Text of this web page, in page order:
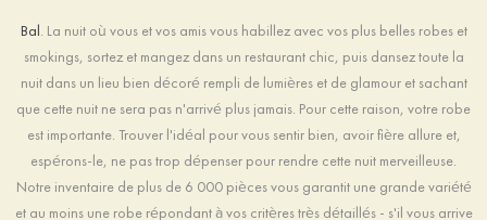
Bal. La nuit où vous et vos amis vous habillez avec vos plus belles robes et
smokings, sortez et mangez dans un restaurant chic, puis dansez toute la
nuit dans un lieu bien décoré rempli de lumières et de glamour et sachant
que cette nuit ne sera pas n'arrivé plus jamais. Pour cette raison, votre robe
est importante. Trouver l'idéal pour vous sentir bien, avoir fière allure et,
espérons-le, ne pas trop dépenser pour rendre cette nuit merveilleuse.
Notre inventaire de plus de 6 000 pièces vous garantit une grande variété
et au moins une robe répondant à vos critères très détaillés - s'il vous arrive